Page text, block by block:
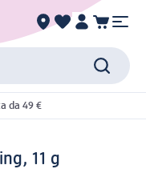
da 49 €
11 g